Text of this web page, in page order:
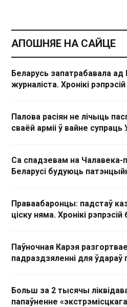
АПОШНЯЕ НА САЙЦЕ
Беларусь запатрабавала
журналіста. Хронікі
Палова расіян не лічыць
сваёй арміі ў вайне супраць
Са спадзевам на Чалавека-
Беларусі будуюць
Праваабаронцы: падстаў
ціску няма. Хронікі рэпрэсій
Паўночная Карэя
падраздзяленні для ўдараў
Больш за 2 тысячы
папаўненне